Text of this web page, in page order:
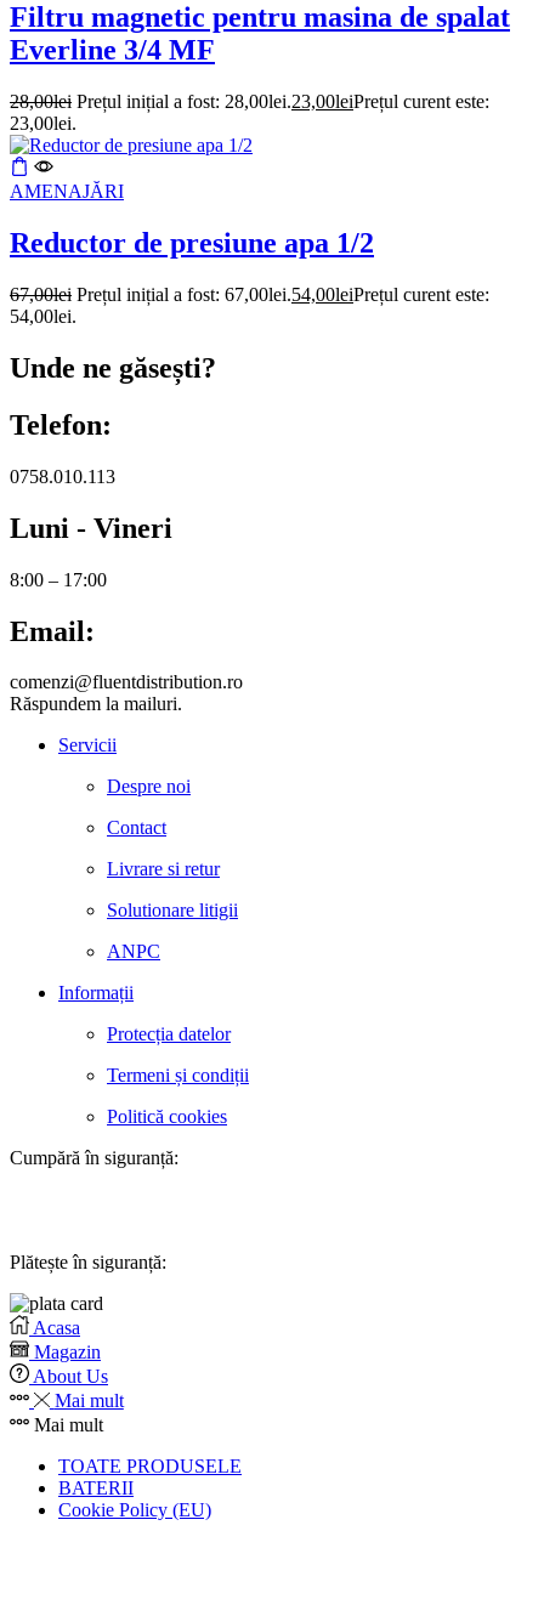
Filtru magnetic pentru masina de spalat
Everline 3/4 MF
28,00lei Prețul inițial a fost: 28,00lei.23,00leiPrețul curent este:
23,00lei.
AMENAJĂRI
Reductor de presiune apa 1/2
67,00lei Prețul inițial a fost: 67,00lei.54,00leiPrețul curent este:
54,00lei.
Unde ne găsești?
Telefon:
0758.010.113
Luni - Vineri
8:00 – 17:00
Email:
comenzi@fluentdistribution.ro
Răspundem la mailuri.
Servicii
Despre noi
Contact
Livrare si retur
Solutionare litigii
ANPC
Informații
Protecția datelor
Termeni și condiții
Politică cookies
Cumpără în siguranță:
Plătește în siguranță:
Acasa
Magazin
About Us
Mai mult
Mai mult
TOATE PRODUSELE
BATERII
Cookie Policy (EU)